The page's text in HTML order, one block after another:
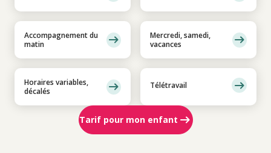
Accompagnement du
matin
Mercredi, samedi,
vacances
Horaires variables,
décalés
Télétravail
Tarif pour mon enfant